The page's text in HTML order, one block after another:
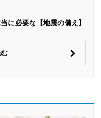
に必要な【地震の備え】